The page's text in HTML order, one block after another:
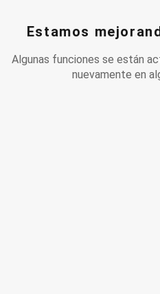
Estamos
Algunas funciones se están
nuevamente en